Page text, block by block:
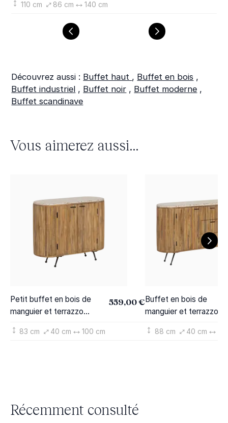
110 cm 86 cm 140 cm
Découvrez aussi : Buffet haut , Buffet en bois ,
Buffet industriel , Buffet noir , Buffet moderne ,
Buffet scandinave
Vous aimerez aussi...
Petit buffet en bois de
manguier et terrazzo
559,00 €
83 cm 40 cm 100 cm
Buffet en bois de
manguier et terrazzo
88 cm 40 cm
Récemment consulté